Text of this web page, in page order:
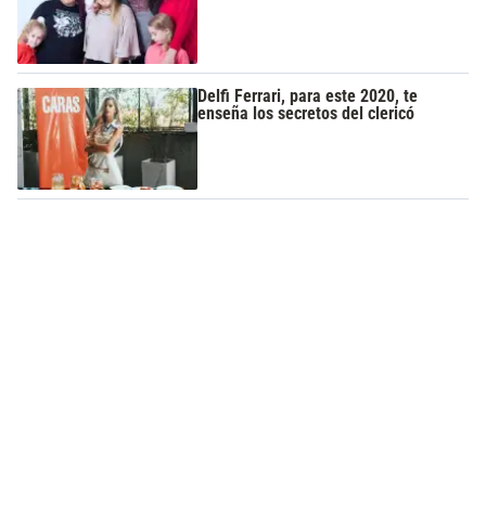
Delfi Ferrari, para este 2020, te
enseña los secretos del clericó